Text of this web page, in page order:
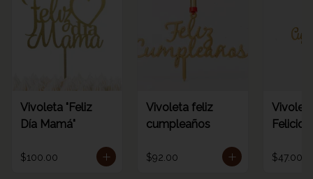
Vivoleta "Feliz
Día Mamá"
$100.00
Vivoleta feliz
cumpleaños
$92.00 $47.00